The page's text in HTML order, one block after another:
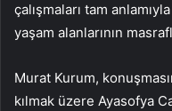
çalışmaları tam
yaşam alanlarının
Murat Kurum,
kılmak üzere Ayasofya